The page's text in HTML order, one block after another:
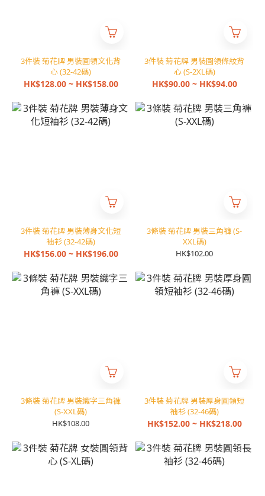
3件裝 菊花牌 男裝圓領文化背
心 (32-42碼)
HK$128.00 ~ HK$158.00
3件裝 菊花牌 男裝圓領條紋背
心 (S-2XL碼)
HK$90.00 ~ HK$94.00
3件裝 菊花牌 男裝薄身文化短
袖衫 (32-42碼)
HK$156.00 ~ HK$196.00
3條裝 菊花牌 男裝三角褲 (S-
XXL碼)
HK$102.00
3條裝 菊花牌 男裝織字三角褲
(S-XXL碼)
HK$108.00
3件裝 菊花牌 男裝厚身圓領短
袖衫 (32-46碼)
HK$152.00 ~ HK$218.00